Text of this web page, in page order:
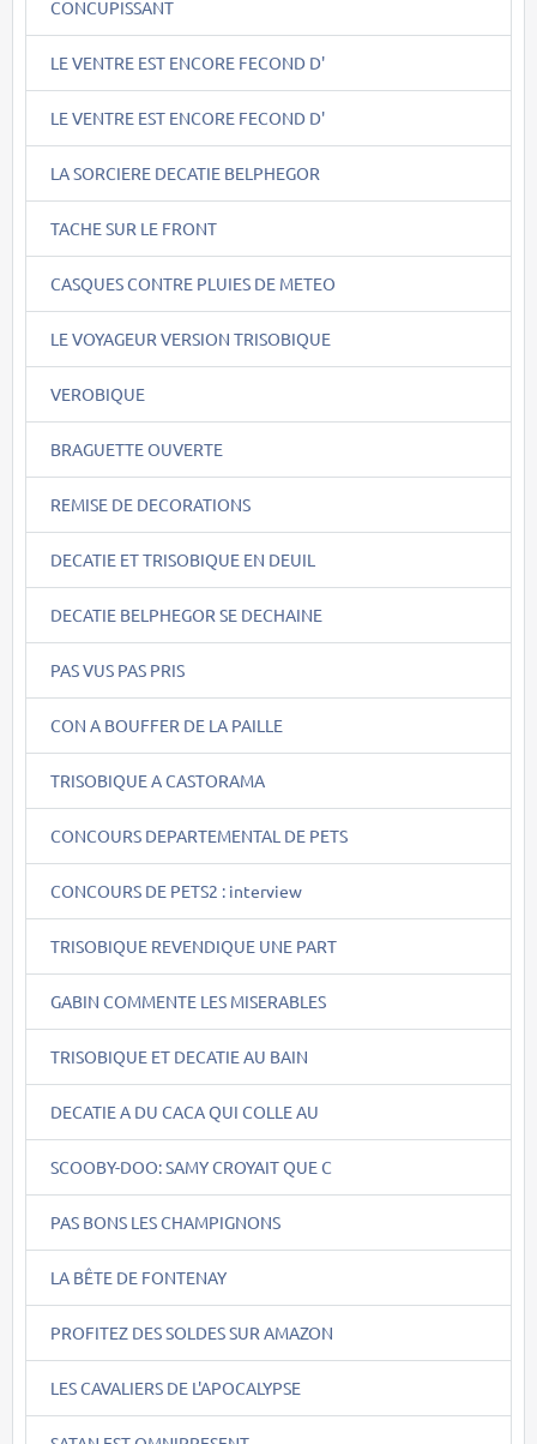
CONCUPISSANT
LE VENTRE EST ENCORE FECOND D'
LE VENTRE EST ENCORE FECOND D'
LA SORCIERE DECATIE BELPHEGOR
TACHE SUR LE FRONT
CASQUES CONTRE PLUIES DE METEO
LE VOYAGEUR VERSION TRISOBIQUE
VEROBIQUE
BRAGUETTE OUVERTE
REMISE DE DECORATIONS
DECATIE ET TRISOBIQUE EN DEUIL
DECATIE BELPHEGOR SE DECHAINE
PAS VUS PAS PRIS
CON A BOUFFER DE LA PAILLE
TRISOBIQUE A CASTORAMA
CONCOURS DEPARTEMENTAL DE PETS
CONCOURS DE PETS2 : interview
TRISOBIQUE REVENDIQUE UNE PART
GABIN COMMENTE LES MISERABLES
TRISOBIQUE ET DECATIE AU BAIN
DECATIE A DU CACA QUI COLLE AU
SCOOBY-DOO: SAMY CROYAIT QUE C
PAS BONS LES CHAMPIGNONS
LA BÊTE DE FONTENAY
PROFITEZ DES SOLDES SUR AMAZON
LES CAVALIERS DE L'APOCALYPSE